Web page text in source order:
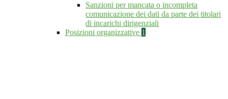
Sanzioni per mancata o incompleta
comunicazione dei dati da parte dei titolari
di incarichi dirigenziali
Posizioni organizzative 1